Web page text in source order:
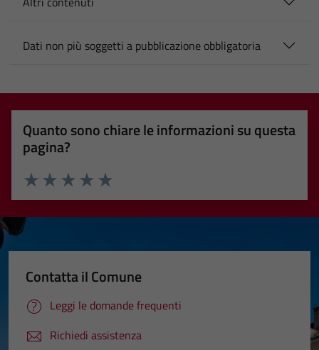
Dati non più soggetti a pubblicazione obbligatoria
Quanto sono chiare le informazioni su questa
pagina?
Valuta 5 stelle su 5
Valuta 4 stelle su 5
Valuta 3 stelle su 5
Valuta 2 stelle su 5
Valuta 1 stelle su 5
Contatta il Comune
Leggi le domande frequenti
Richiedi assistenza